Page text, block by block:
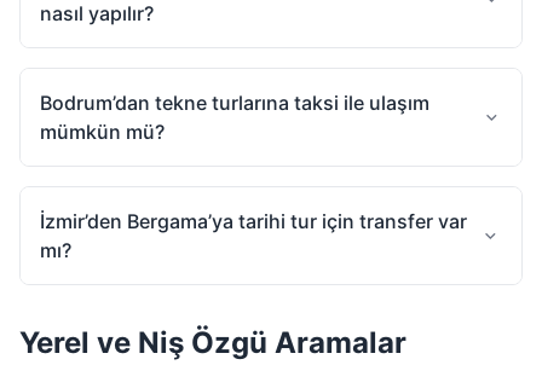
nasıl yapılır?
Bodrum’dan tekne turlarına taksi ile ulaşım
mümkün mü?
İzmir’den Bergama’ya tarihi tur için transfer var
mı?
Yerel ve Niş Özgü Aramalar